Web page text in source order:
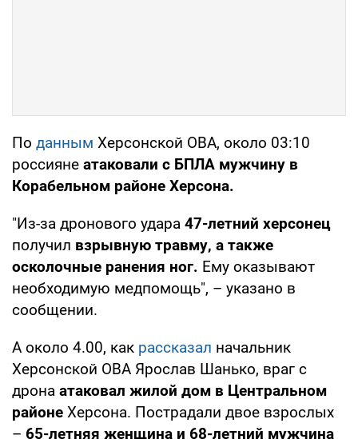
По данным Херсонской ОВА, около 03:10
россияне атаковали с БПЛА мужчину в
Корабельном районе Херсона.
"Из-за дронового удара 47-летний херсонец
получил взрывную травму, а также
осколочные ранения ног. Ему оказывают
необходимую медпомощь", – указано в
сообщении.
А около 4.00, как рассказал начальник
Херсонской ОВА Ярослав Шанько, враг с
дрона атаковал жилой дом в Центральном
районе Херсона. Пострадали двое взрослых
– 65-летняя женщина и 68-летний мужчина